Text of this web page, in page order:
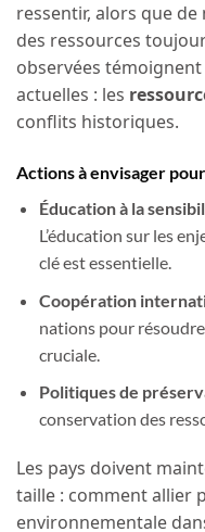
ressentir, alors que
des ressources
observées
actuelles : les
conflits historiques.
Actions à envisager
Éducation à la
L’éducation sur les
clé est essentielle.
Coopération
nations pour
cruciale.
Politiques de
conservation des
Les pays doivent
taille : comment allier
environnementale